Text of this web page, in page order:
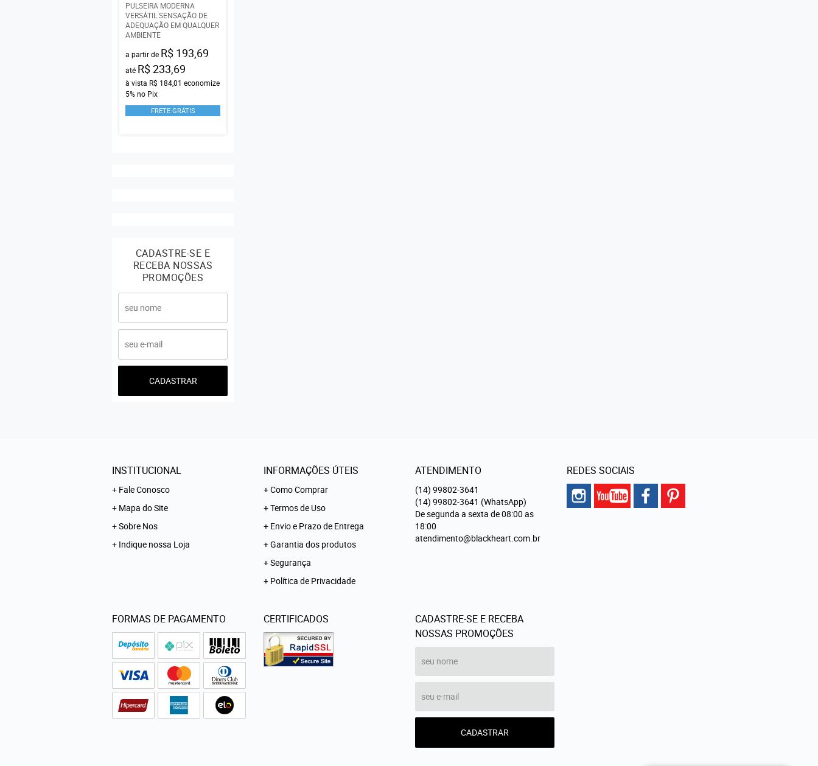
PULSEIRA MODERNA
VERSÁTIL SENSAÇÃO DE
ADEQUAÇÃO EM QUALQUER
AMBIENTE
a partir de R$ 193,69
até R$ 233,69
à vista R$ 184,01 economize
5% no Pix
FRETE GRÁTIS
CADASTRE-SE E
RECEBA NOSSAS
PROMOÇÕES
CADASTRAR
INSTITUCIONAL
Fale Conosco
Mapa do Site
Sobre Nos
Indique nossa Loja
INFORMAÇÕES ÚTEIS
Como Comprar
Termos de Uso
Envio e Prazo de Entrega
Garantia dos produtos
Segurança
Política de Privacidade
ATENDIMENTO
(14) 99802-3641
(14) 99802-3641 (WhatsApp)
De segunda a sexta de 08:00 as
18:00
atendimento@blackheart.com.br
REDES SOCIAIS
FORMAS DE PAGAMENTO CERTIFICADOS
CADASTRE-SE E RECEBA
NOSSAS PROMOÇÕES
CADASTRAR